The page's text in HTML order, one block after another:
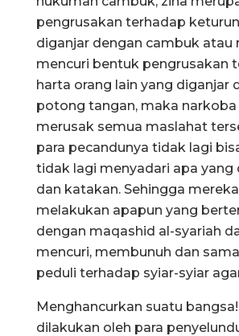
pengrusakan terhadap
diganjar dengan cambuk atau
mencuri bentuk pengrusakan
harta orang lain yang diganjar
potong tangan, maka narkoba
merusak semua maslahat
para pecandunya tidak lagi
tidak lagi menyadari apa yang
dan katakan. Sehingga
melakukan apapun yang
dengan maqashid al-syariah
mencuri, membunuh dan
peduli terhadap syiar-syiar
Menghancurkan suatu
dilakukan oleh para